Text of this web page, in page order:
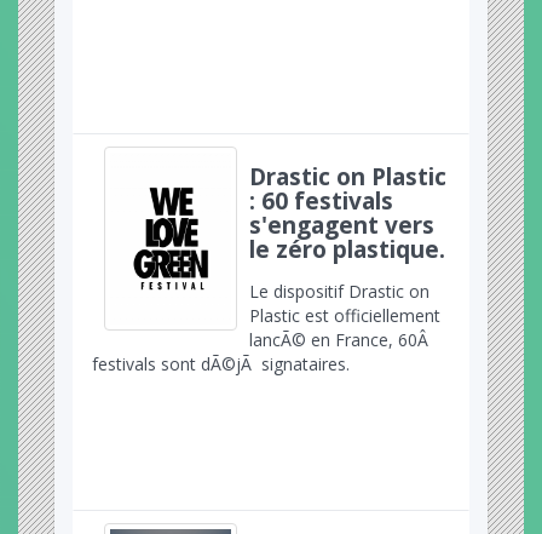
Drastic on Plastic
: 60 festivals
s'engagent vers
le zéro plastique.
Le dispositif Drastic on
Plastic est officiellement
lancÃ© en France, 60Â
festivals sont dÃ©jÃ signataires.